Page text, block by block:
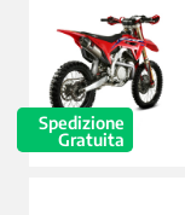
Spedizione
Gratuita